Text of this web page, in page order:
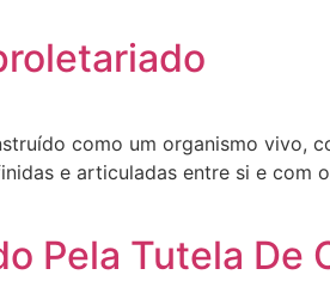
como um organismo vivo,
e articuladas entre si e com o
Pela Tutela De